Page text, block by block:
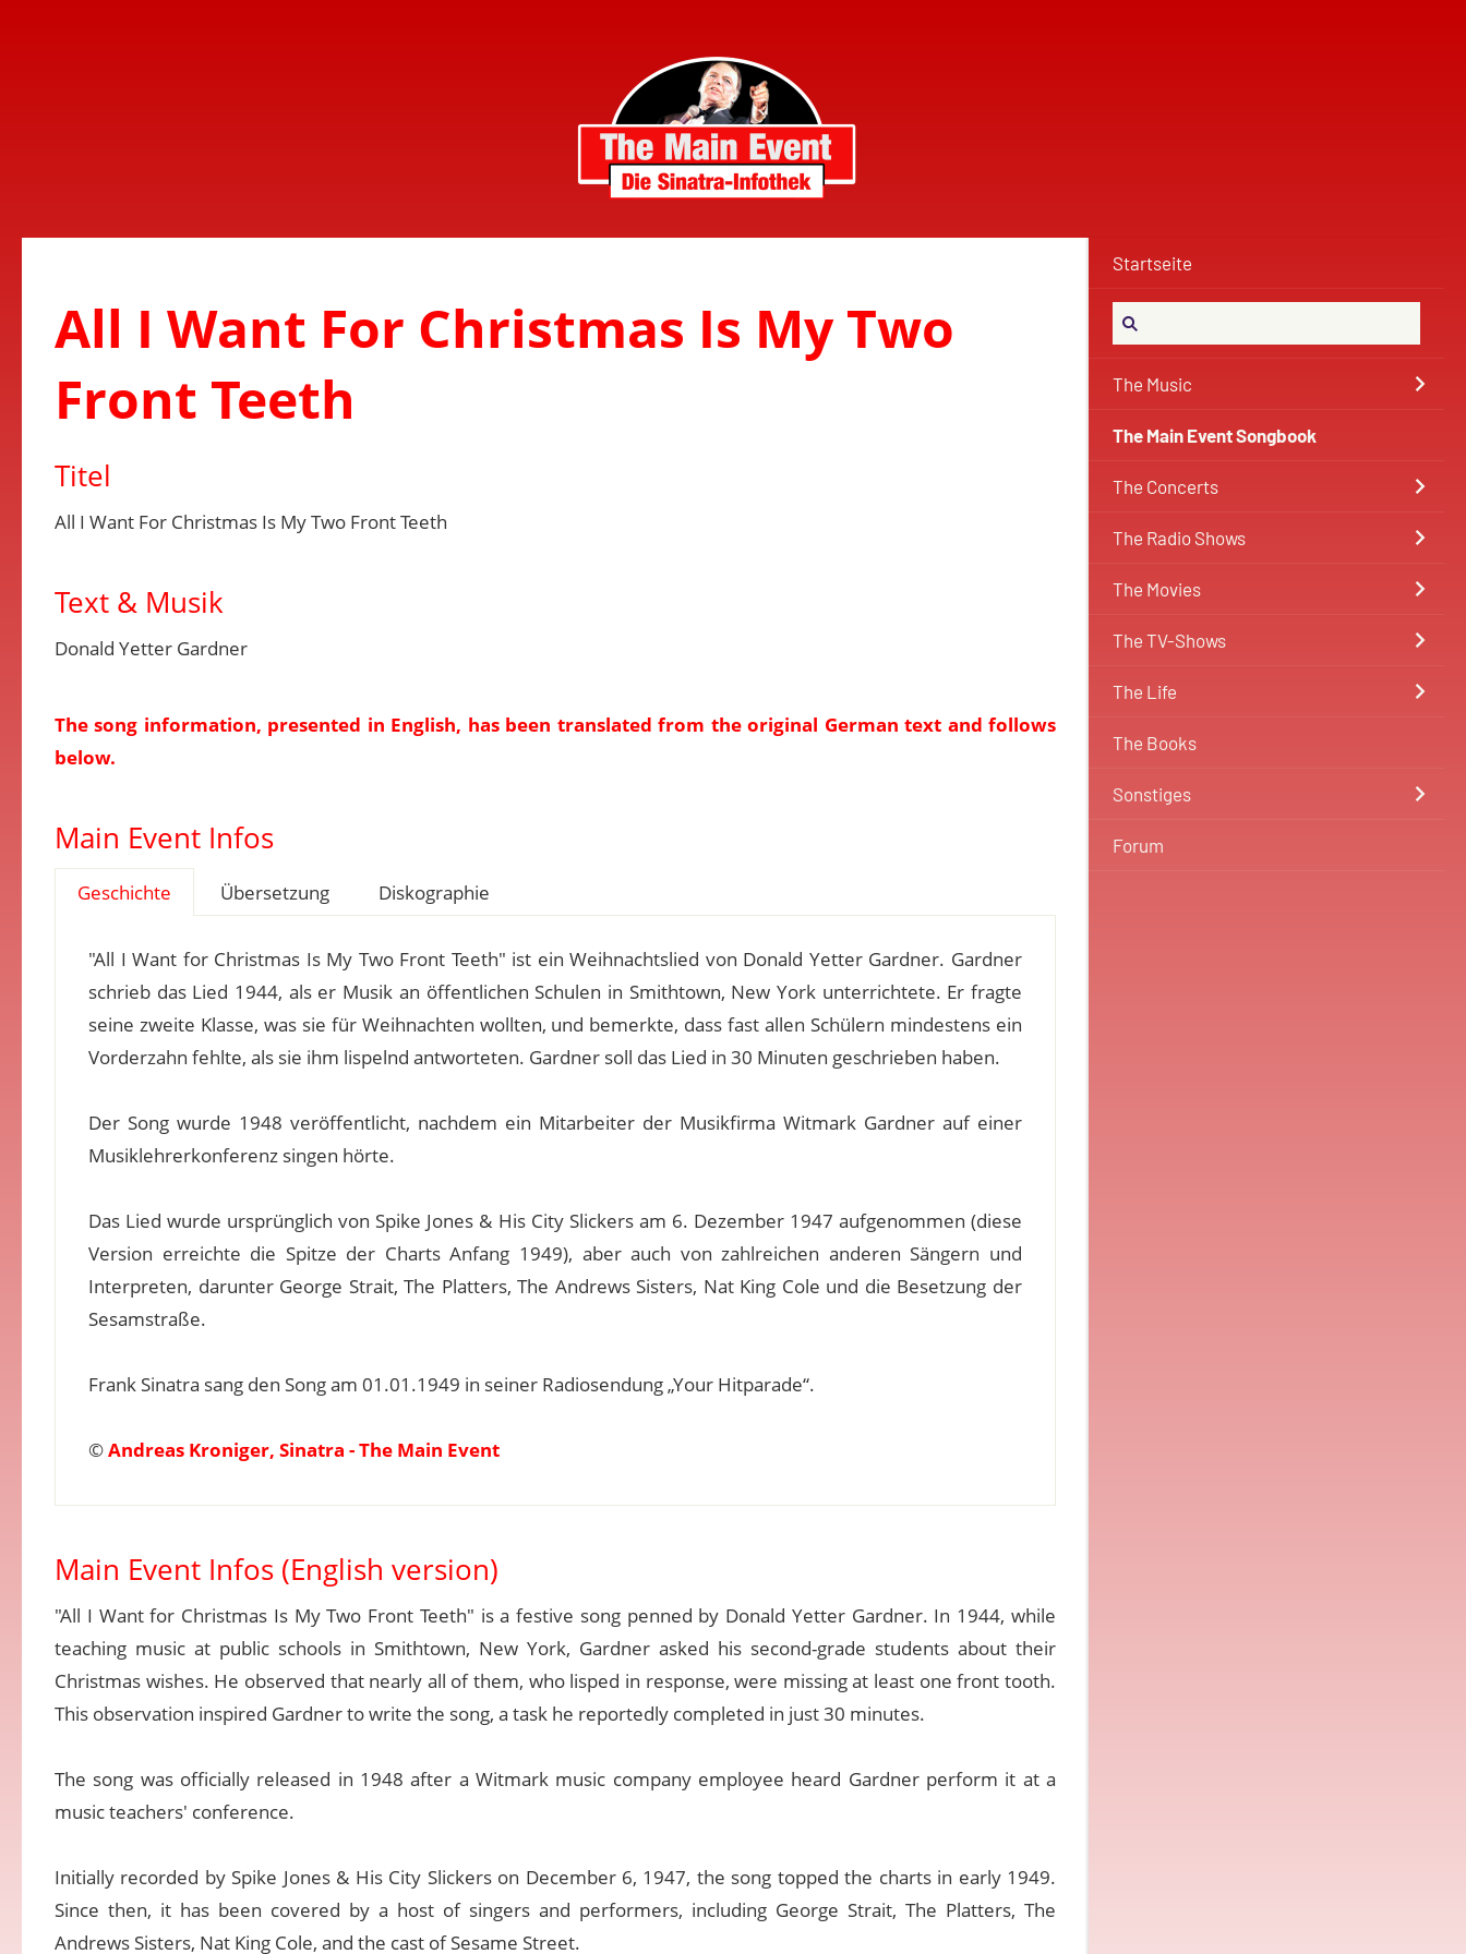
Startseite
The Music
The Main Event Songbook
The Concerts
The Radio Shows
The Movies
The TV-Shows
The Life
The Books
Sonstiges
Forum
All I Want For Christmas Is My Two
Front Teeth
Titel
All I Want For Christmas Is My Two Front Teeth
Text & Musik
Donald Yetter Gardner
The song information, presented in English, has been translated from the original German text and follows
below.
Main Event Infos
Geschichte Übersetzung Diskographie
"All I Want for Christmas Is My Two Front Teeth" ist ein Weihnachtslied von Donald Yetter Gardner. Gardner
schrieb das Lied 1944, als er Musik an öffentlichen Schulen in Smithtown, New York unterrichtete. Er fragte
seine zweite Klasse, was sie für Weihnachten wollten, und bemerkte, dass fast allen Schülern mindestens ein
Vorderzahn fehlte, als sie ihm lispelnd antworteten. Gardner soll das Lied in 30 Minuten geschrieben haben.
Der Song wurde 1948 veröffentlicht, nachdem ein Mitarbeiter der Musikfirma Witmark Gardner auf einer
Musiklehrerkonferenz singen hörte.
Das Lied wurde ursprünglich von Spike Jones & His City Slickers am 6. Dezember 1947 aufgenommen (diese
Version erreichte die Spitze der Charts Anfang 1949), aber auch von zahlreichen anderen Sängern und
Interpreten, darunter George Strait, The Platters, The Andrews Sisters, Nat King Cole und die Besetzung der
Sesamstraße.
Frank Sinatra sang den Song am 01.01.1949 in seiner Radiosendung „Your Hitparade“.
©Andreas Kroniger, Sinatra - The Main Event
Main Event Infos (English version)
"All I Want for Christmas Is My Two Front Teeth" is a festive song penned by Donald Yetter Gardner. In 1944, while
teaching music at public schools in Smithtown, New York, Gardner asked his second-grade students about their
Christmas wishes. He observed that nearly all of them, who lisped in response, were missing at least one front tooth.
This observation inspired Gardner to write the song, a task he reportedly completed in just 30 minutes.
The song was officially released in 1948 after a Witmark music company employee heard Gardner perform it at a
music teachers' conference.
Initially recorded by Spike Jones & His City Slickers on December 6, 1947, the song topped the charts in early 1949.
Since then, it has been covered by a host of singers and performers, including George Strait, The Platters, The
Andrews Sisters, Nat King Cole, and the cast of Sesame Street.